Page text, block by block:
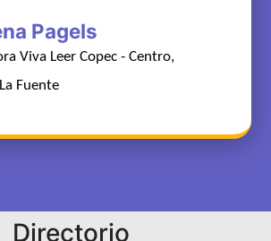
Pagels
Viva Leer Copec - Centro,
Fuente
Directorio